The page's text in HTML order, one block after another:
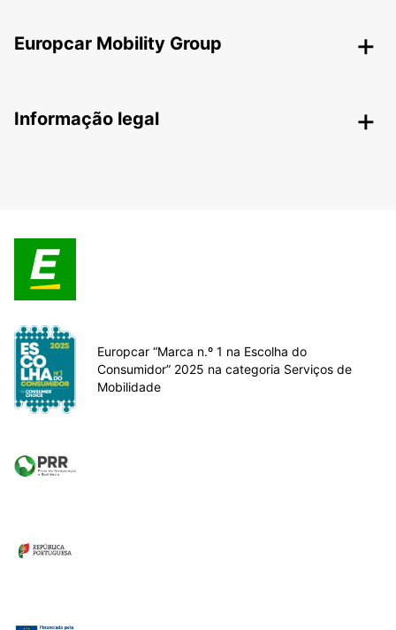
Europcar Mobility Group
Informação legal
Europcar “Marca n.º 1 na Escolha do
Consumidor” 2025 na categoria Serviços de
Mobilidade